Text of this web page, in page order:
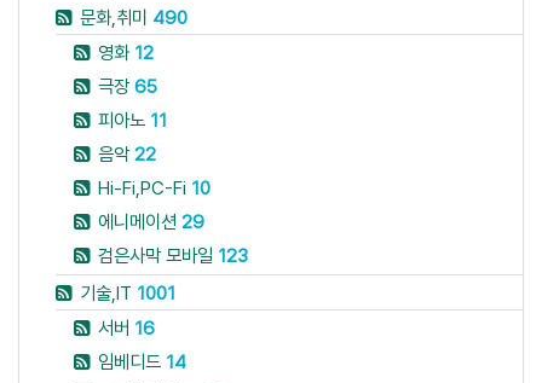
문화,취미 490
영화 12
극장65
피아노 11
음악22
Hi-Fi,PC-Fi 10
에니메이션 29
검은사막 모바일 123
기술,IT 1001
서버 16
임베디드 14